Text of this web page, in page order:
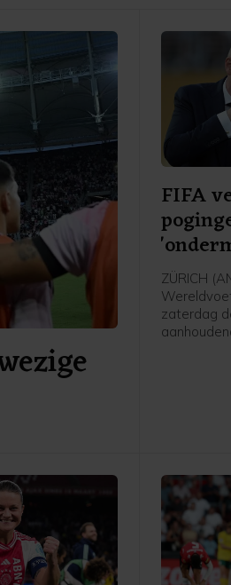
FIFA
ZÜRICH
zaterdag